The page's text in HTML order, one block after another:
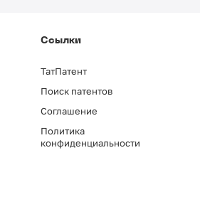
Ссылки
ТатПатент
Поиск патентов
Соглашение
Политика
конфиденциальности